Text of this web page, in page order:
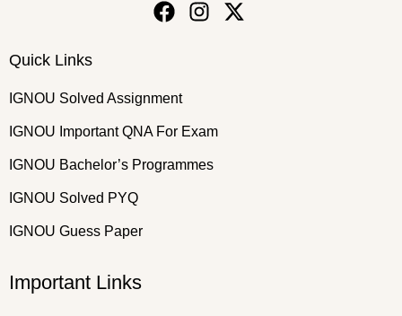
Quick Links
IGNOU Solved Assignment
IGNOU Important QNA For Exam
IGNOU Bachelor’s Programmes
IGNOU Solved PYQ
IGNOU Guess Paper
Important Links